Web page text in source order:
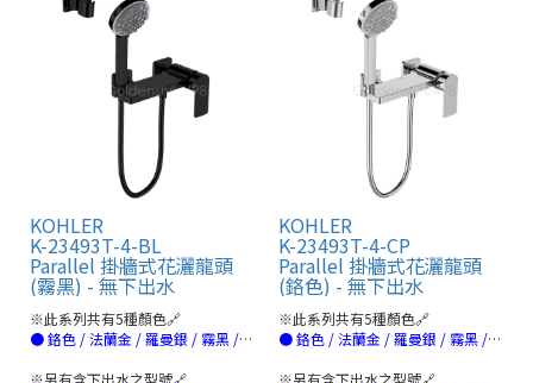
KOHLER
K-23493T-4-BL
Parallel 掛牆式花灑龍頭
(霧黑) - 無下出水
※此系列共有5種顏色🔗
● 鉻色 / 法蘭金 / 羅曼銀 / 霧黑 / 玫瑰金(連結)
※另有含下出水之型號🔗
KOHLER
K-23493T-4-CP
Parallel 掛牆式花灑龍頭
(鉻色) - 無下出水
※此系列共有5種顏色🔗
● 鉻色 / 法蘭金 / 羅曼銀 / 霧黑 / 玫瑰金(連結)
※另有含下出水之型號🔗